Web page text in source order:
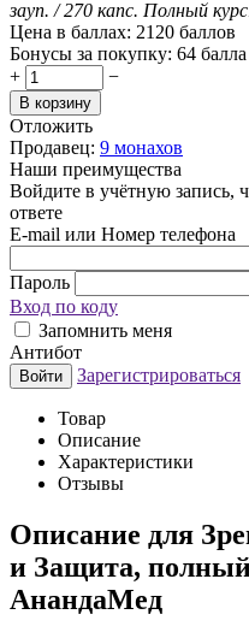
зауп. / 270 капс. Полный курс
Цена в баллах: 2120 баллов
Бонусы за покупку: 64 балла
+
−
В корзину
Отложить
Продавец: 9 монахов
Наши преимущества
Войдите в учётную запись,
ответе
E-mail или Номер телефона
Пароль
Вход по коду
Запомнить меня
Антибот
Войти Зарегистрироваться
Товар
Описание
Характеристики
Отзывы
Описание для
и Защита, полный
АнандаМед